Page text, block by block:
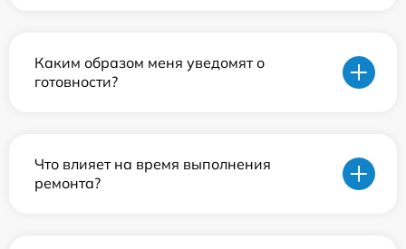
Каким образом меня уведомят о
готовности?
Что влияет на время выполнения
ремонта?